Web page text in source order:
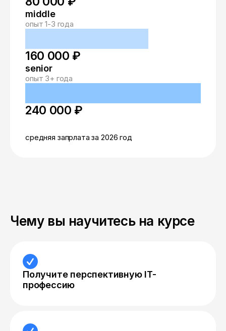
middle
опыт 1-3 года
160 000 ₽
senior
опыт 3+ года
240 000 ₽
средняя запрлата за 2026 год
Чему вы научитесь на курсе
Получите перспективную IT-
профессию